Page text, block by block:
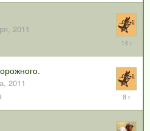
2012
2011
26
2012
2011
29
2018